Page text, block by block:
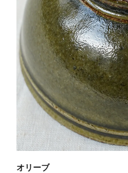
オリーブ